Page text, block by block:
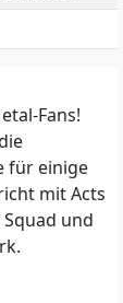
Fans!
für einige
mit Acts
und